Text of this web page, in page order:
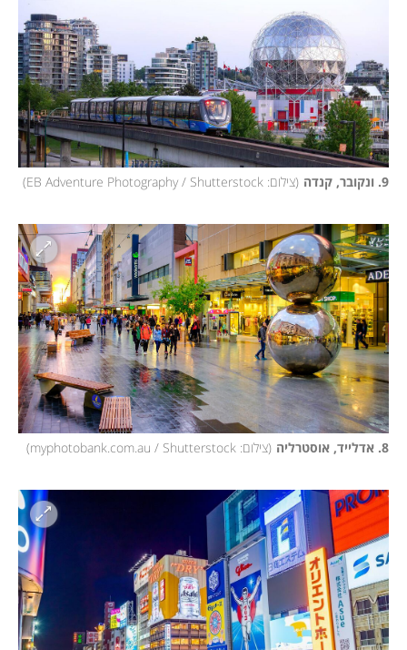
9. ונקובר, קנדה (צילום: EB Adventure Photography / Shutterstock )
8. אדלייד, אוסטרליה (צילום: myphotobank.com.au / Shutterstock )